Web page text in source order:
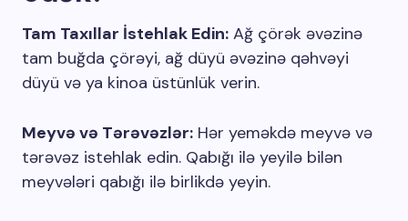
Tam Taxıllar İstehlak Edin: Ağ çörək əvəzinə
tam buğda çörəyi, ağ düyü əvəzinə qəhvəyi
düyü və ya kinoa üstünlük verin.
Meyvə və Tərəvəzlər: Hər yeməkdə meyvə və
tərəvəz istehlak edin. Qabığı ilə yeyilə bilən
meyvələri qabığı ilə birlikdə yeyin.